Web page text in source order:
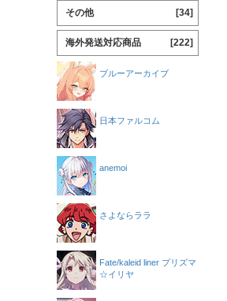
その他 [34]
海外発送対応商品 [222]
ブルーアーカイブ
日本ファルコム
anemoi
さよならララ
Fate/kaleid liner プリズマ
☆イリヤ